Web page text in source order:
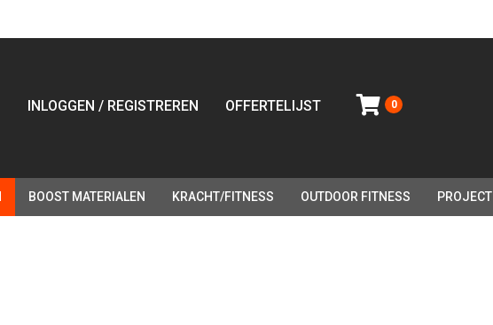
INLOGGEN / REGISTREREN OFFERTELIJST 0
BOOST MATERIALEN KRACHT/FITNESS OUTDOOR FITNESS